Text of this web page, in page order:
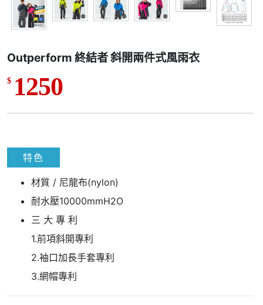
Outperform 終結者 斜開兩件式風雨衣
$ 1250
特色
材質 / 尼龍布(nylon)
耐水壓10000mmH2O
三 大 專 利
1.前項斜開專利
2.袖口加長手套專利
3.網帽專利